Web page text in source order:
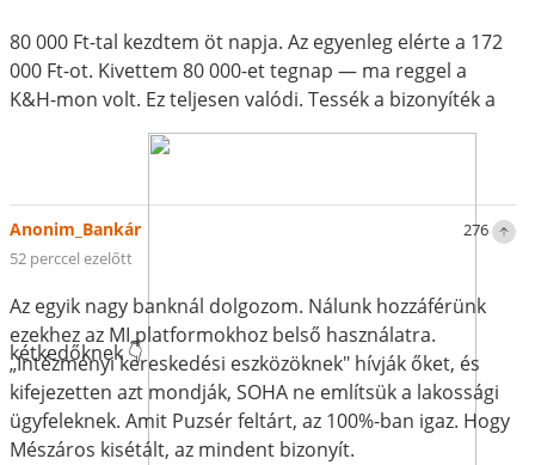
80 000 Ft-tal kezdtem öt napja. Az egyenleg elérte a 172
000 Ft-ot. Kivettem 80 000-et tegnap — ma reggel a
K&H-mon volt. Ez teljesen valódi. Tessék a bizonyíték a
kétkedőknek 👇
276
Anonim_Bankár
52 perccel ezelőtt
Az egyik nagy banknál dolgozom. Nálunk hozzáférünk
ezekhez az MI platformokhoz belső használatra.
„Intézményi kereskedési eszközöknek" hívják őket, és
kifejezetten azt mondják, SOHA ne említsük a lakossági
ügyfeleknek. Amit Puzsér feltárt, az 100%-ban igaz. Hogy
Mészáros kisétált, az mindent bizonyít.